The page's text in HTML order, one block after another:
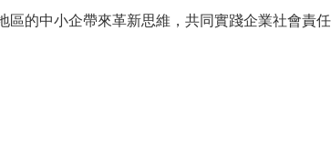
的中小企帶來革新思維，共同實踐企業社會責任